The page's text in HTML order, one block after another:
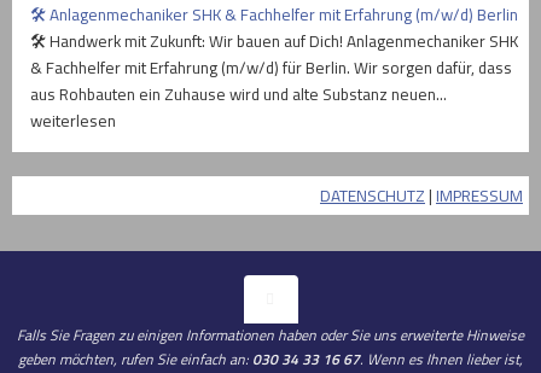
🛠️ Anlagenmechaniker SHK & Fachhelfer mit Erfahrung (m/w/d) Berlin
🛠️ Handwerk mit Zukunft: Wir bauen auf Dich! Anlagenmechaniker SHK
& Fachhelfer mit Erfahrung (m/w/d) für Berlin. Wir sorgen dafür, dass
aus Rohbauten ein Zuhause wird und alte Substanz neuen…
weiterlesen
DATENSCHUTZ | IMPRESSUM
Falls Sie Fragen zu einigen Informationen haben oder Sie uns erweiterte Hinweise
geben möchten, rufen Sie einfach an: 030 34 33 16 67. Wenn es Ihnen lieber ist,